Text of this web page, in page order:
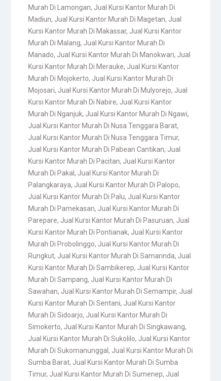
Murah Di Lamongan, Jual Kursi Kantor Murah Di
Madiun, Jual Kursi Kantor Murah Di Magetan, Jual
Kursi Kantor Murah Di Makassar, Jual Kursi Kantor
Murah Di Malang, Jual Kursi Kantor Murah Di
Manado, Jual Kursi Kantor Murah Di Manokwari, Jual
Kursi Kantor Murah Di Merauke, Jual Kursi Kantor
Murah Di Mojokerto, Jual Kursi Kantor Murah Di
Mojosari, Jual Kursi Kantor Murah Di Mulyorejo, Jual
Kursi Kantor Murah Di Nabire, Jual Kursi Kantor
Murah Di Nganjuk, Jual Kursi Kantor Murah Di Ngawi,
Jual Kursi Kantor Murah Di Nusa Tenggara Barat,
Jual Kursi Kantor Murah Di Nusa Tenggara Timur,
Jual Kursi Kantor Murah Di Pabean Cantikan, Jual
Kursi Kantor Murah Di Pacitan, Jual Kursi Kantor
Murah Di Pakal , Jual Kursi Kantor Murah Di
Palangkaraya, Jual Kursi Kantor Murah Di Palopo,
Jual Kursi Kantor Murah Di Palu, Jual Kursi Kantor
Murah Di Pamekasan, Jual Kursi Kantor Murah Di
Parepare, Jual Kursi Kantor Murah Di Pasuruan, Jual
Kursi Kantor Murah Di Pontianak, Jual Kursi Kantor
Murah Di Probolinggo, Jual Kursi Kantor Murah Di
Rungkut, Jual Kursi Kantor Murah Di Samarinda, Jual
Kursi Kantor Murah Di Sambikerep, Jual Kursi Kantor
Murah Di Sampang, Jual Kursi Kantor Murah Di
Sawahan, Jual Kursi Kantor Murah Di Semampir, Jual
Kursi Kantor Murah Di Sentani, Jual Kursi Kantor
Murah Di Sidoarjo, Jual Kursi Kantor Murah Di
Simokerto, Jual Kursi Kantor Murah Di Singkawang,
Jual Kursi Kantor Murah Di Sukolilo, Jual Kursi Kantor
Murah Di Sukomanunggal , Jual Kursi Kantor Murah Di
Sumba Barat, Jual Kursi Kantor Murah Di Sumba
Timur, Jual Kursi Kantor Murah Di Sumenep, Jual